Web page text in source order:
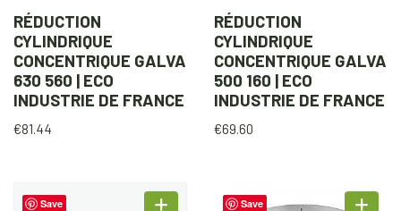
RÉDUCTION
CYLINDRIQUE
CONCENTRIQUE GALVA
630 560 | ECO
INDUSTRIE DE FRANCE
€81.44
RÉDUCTION
CYLINDRIQUE
CONCENTRIQUE GALVA
500 160 | ECO
INDUSTRIE DE FRANCE
€69.60
Save Save